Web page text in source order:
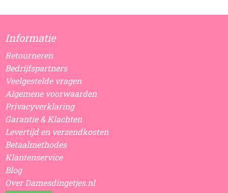
Informatie
Retourneren
Bedrijfspartners
Veelgestelde vragen
Algemene voorwaarden
Privacyverklaring
Garantie & Klachten
Levertijd en verzendkosten
Betaalmethodes
Klantenservice
Blog
Over Damesdingetjes.nl